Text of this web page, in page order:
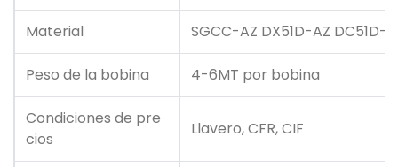
Material SGCC-AZ DX51D-AZ DC51D-
Peso de la bobina 4-6MT por bobina
Condiciones de pre
cios
Llavero, CFR, CIF